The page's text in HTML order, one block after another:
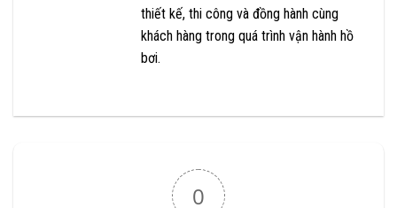
thiết kế, thi công và đồng hành cùng
khách hàng trong quá trình vận hành hồ
bơi.
0